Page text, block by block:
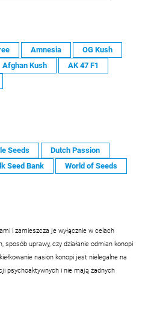
Amnesia
OG Kush
Afghan Kush
AK 47 F1
Seeds
Dutch Passion
Seed Bank World of Seeds
i zamieszcza je wyłącznie w celach
uprawy, czy działanie odmian konopi
nasion konopi jest nielegalne na
psychoaktywnych i nie mają żadnych